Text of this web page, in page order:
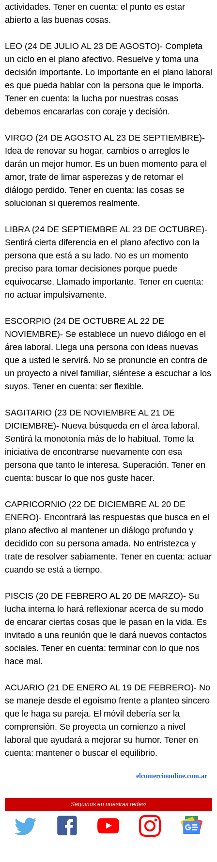
actividades. Tener en cuenta: el punto es estar
abierto a las buenas cosas.
LEO (24 DE JULIO AL 23 DE AGOSTO)- Completa
un ciclo en el plano afectivo. Resuelve y toma una
decisión importante. Lo importante en el plano laboral
es que pueda hablar con la persona que le importa.
Tener en cuenta: la lucha por nuestras cosas
debemos encararlas con coraje y decisión.
VIRGO (24 DE AGOSTO AL 23 DE SEPTIEMBRE)-
Idea de renovar su hogar, cambios o arreglos le
darán un mejor humor. Es un buen momento para el
amor, trate de limar asperezas y de retomar el
diálogo perdido. Tener en cuenta: las cosas se
solucionan si queremos realmente.
LIBRA (24 DE SEPTIEMBRE AL 23 DE OCTUBRE)-
Sentirá cierta diferencia en el plano afectivo con la
persona que está a su lado. No es un momento
preciso para tomar decisiones porque puede
equivocarse. Llamado importante. Tener en cuenta:
no actuar impulsivamente.
ESCORPIO (24 DE OCTUBRE AL 22 DE
NOVIEMBRE)- Se establece un nuevo diálogo en el
área laboral. Llega una persona con ideas nuevas
que a usted le servirá. No se pronuncie en contra de
un proyecto a nivel familiar, siéntese a escuchar a los
suyos. Tener en cuenta: ser flexible.
SAGITARIO (23 DE NOVIEMBRE AL 21 DE
DICIEMBRE)- Nueva búsqueda en el área laboral.
Sentirá la monotonía más de lo habitual. Tome la
iniciativa de encontrarse nuevamente con esa
persona que tanto le interesa. Superación. Tener en
cuenta: buscar lo que nos guste hacer.
CAPRICORNIO (22 DE DICIEMBRE AL 20 DE
ENERO)- Encontrará las respuestas que busca en el
plano afectivo al mantener un diálogo profundo y
decidido con su persona amada. No entristezca y
trate de resolver sabiamente. Tener en cuenta: actuar
cuando se está a tiempo.
PISCIS (20 DE FEBRERO AL 20 DE MARZO)- Su
lucha interna lo hará reflexionar acerca de su modo
de encarar ciertas cosas que le pasan en la vida. Es
invitado a una reunión que le dará nuevos contactos
sociales. Tener en cuenta: terminar con lo que nos
hace mal.
ACUARIO (21 DE ENERO AL 19 DE FEBRERO)- No
se maneje desde el egoísmo frente a planteo sincero
que le haga su pareja. El móvil debería ser la
comprensión. Se proyecta un comienzo a nivel
laboral que ayudará a mejorar su humor. Tener en
cuenta: mantener o buscar el equilibrio.
elcomercioonline.com.ar
Seguinos en nuestras redes!